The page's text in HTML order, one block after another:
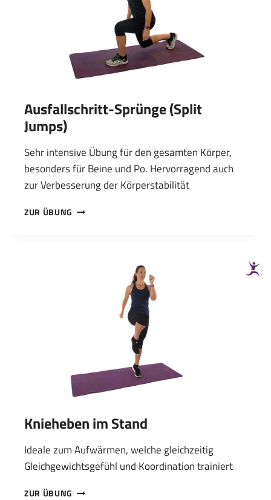
Ausfallschritt-Sprünge (Split
Jumps)
Sehr intensive Übung für den gesamten Körper,
besonders für Beine und Po. Hervorragend auch
zur Verbesserung der Körperstabilität
ZUR ÜBUNG AUSFALLSCHRITT-
Knieheben im Stand
Ideale zum Aufwärmen, welche gleichzeitig
Gleichgewichtsgefühl und Koordination trainiert
ZUR ÜBUNG KNIEHEBEN